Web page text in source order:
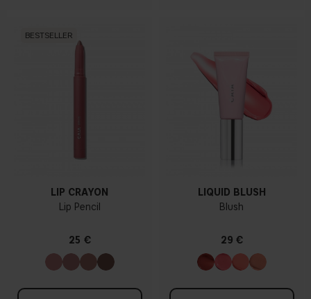
BESTSELLER
LIP CRAYON
Lip Pencil
25 €
LIQUID BLUSH
Blush
29 €